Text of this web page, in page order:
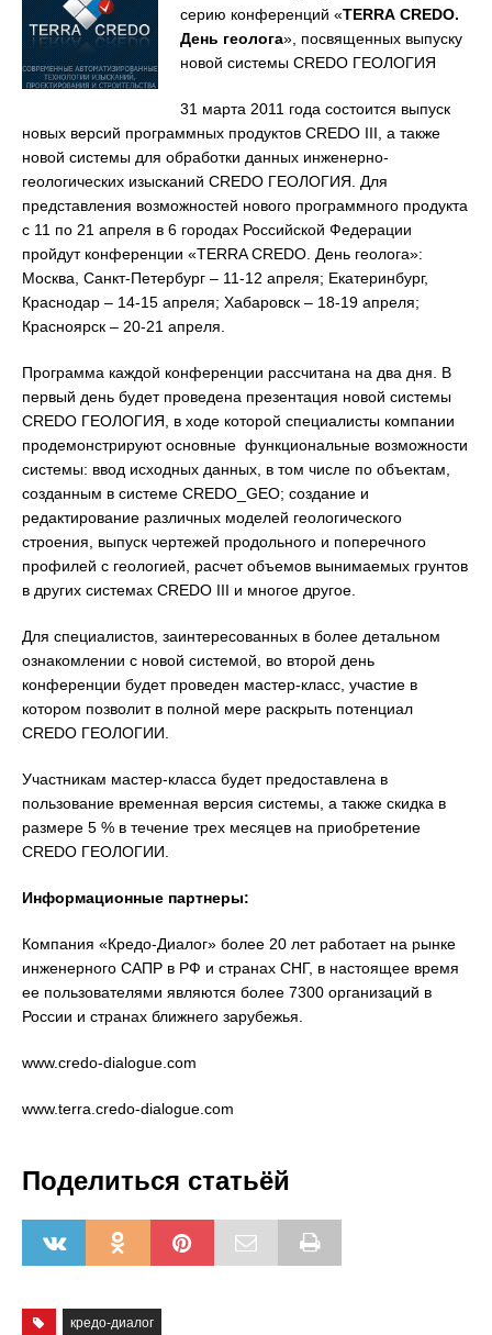
серию конференций «TERRA CREDO.
День геолога», посвященных выпуску
новой системы CREDO ГЕОЛОГИЯ
31 марта 2011 года состоится выпуск
новых версий программных продуктов CREDO III, а также
новой системы для обработки данных инженерно-
геологических изысканий CREDO ГЕОЛОГИЯ. Для
представления возможностей нового программного продукта
с 11 по 21 апреля в 6 городах Российской Федерации
пройдут конференции «TERRA CREDO. День геолога»:
Москва, Санкт-Петербург – 11-12 апреля; Екатеринбург,
Краснодар – 14-15 апреля; Хабаровск – 18-19 апреля;
Красноярск – 20-21 апреля.
Программа каждой конференции рассчитана на два дня. В
первый день будет проведена презентация новой системы
CREDO ГЕОЛОГИЯ, в ходе которой специалисты компании
продемонстрируют основные функциональные возможности
системы: ввод исходных данных, в том числе по объектам,
созданным в системе CREDO_GEO; создание и
редактирование различных моделей геологического
строения, выпуск чертежей продольного и поперечного
профилей с геологией, расчет объемов вынимаемых грунтов
в других системах CREDO III и многое другое.
Для специалистов, заинтересованных в более детальном
ознакомлении с новой системой, во второй день
конференции будет проведен мастер-класс, участие в
котором позволит в полной мере раскрыть потенциал
CREDO ГЕОЛОГИИ.
Участникам мастер-класса будет предоставлена в
пользование временная версия системы, а также скидка в
размере 5 % в течение трех месяцев на приобретение
CREDO ГЕОЛОГИИ.
Информационные партнеры:
Компания «Кредо-Диалог» более 20 лет работает на рынке
инженерного САПР в РФ и странах СНГ, в настоящее время
ее пользователями являются более 7300 организаций в
России и странах ближнего зарубежья.
www.credo-dialogue.com
www.terra.credo-dialogue.com
Поделиться статьёй
кредо-диалог